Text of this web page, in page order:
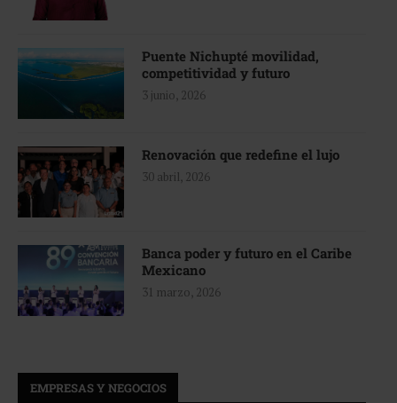
Puente Nichupté movilidad,
competitividad y futuro
3 junio, 2026
Renovación que redefine el lujo
30 abril, 2026
Banca poder y futuro en el Caribe
Mexicano
31 marzo, 2026
EMPRESAS Y NEGOCIOS